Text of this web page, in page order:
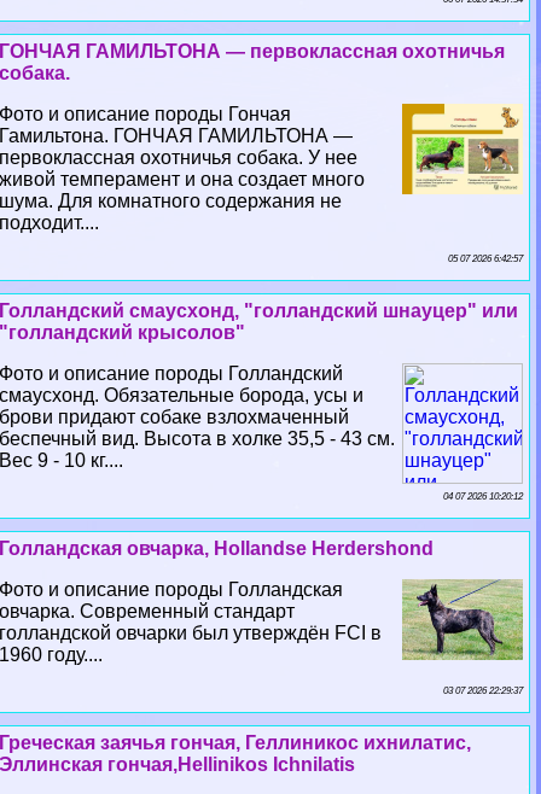
ГОНЧАЯ ГАМИЛЬТОНА — первоклассная охотничья
собака.
Фото и описание породы Гончая
Гамильтона. ГОНЧАЯ ГАМИЛЬТОНА —
первоклассная охотничья собака. У нее
живой темперамент и она создает много
шума. Для комнатного содержания не
подходит....
05 07 2026 6:42:57
Голландский смаусхонд, "голландский шнауцер" или
"голландский крысолов"
Фото и описание породы Голландский
смаусхонд. Обязательные борода, усы и
брови придают собаке взлохмаченный
беспечный вид. Высота в холке 35,5 - 43 см.
Вес 9 - 10 кг....
04 07 2026 10:20:12
Голландская овчарка, Hollandse Herdershond
Фото и описание породы Голландская
овчарка. Современный стандарт
голландской овчарки был утверждён FCI в
1960 году....
03 07 2026 22:29:37
Греческая заячья гончая, Геллиникос ихнилатис,
Эллинская гончая,Hellinikos Ichnilatis